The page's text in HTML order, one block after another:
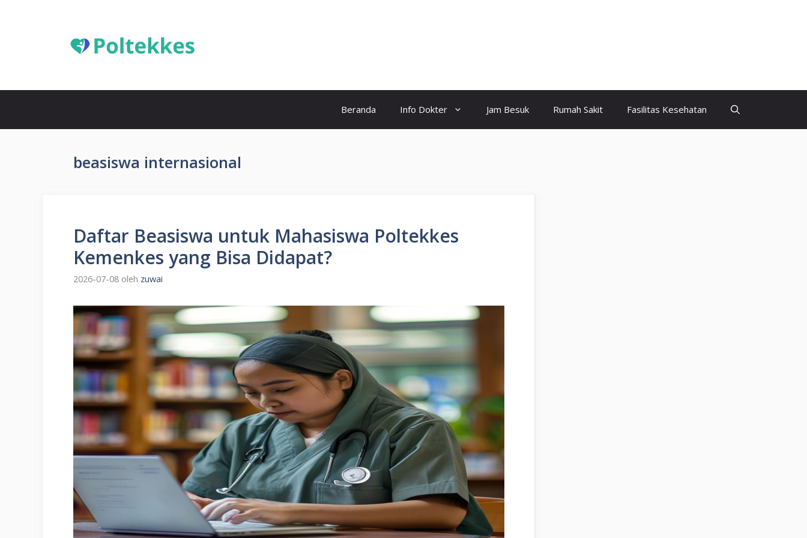
Beranda Info Dokter Jam Besuk Rumah Sakit Fasilitas Kesehatan
beasiswa internasional
Daftar Beasiswa untuk Mahasiswa Poltekkes
Kemenkes yang Bisa Didapat?
2026-07-08 oleh zuwai